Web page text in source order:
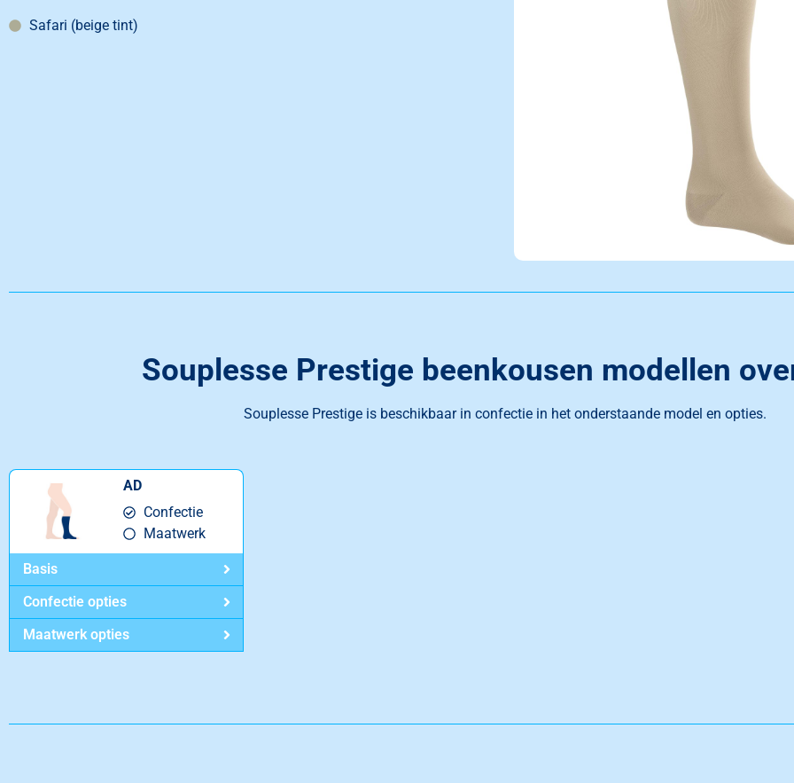
Safari (beige tint)
Souplesse Prestige beenkousen modellen
Souplesse Prestige is beschikbaar in confectie in het onderstaande model en opties.
AD
Confectie
Maatwerk
Basis
Confectie opties
Maatwerk opties